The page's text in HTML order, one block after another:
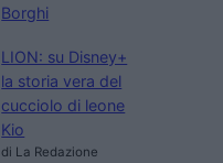
Borghi
LION: su Disney+
la storia vera del
cucciolo di leone
Kio
di La Redazione